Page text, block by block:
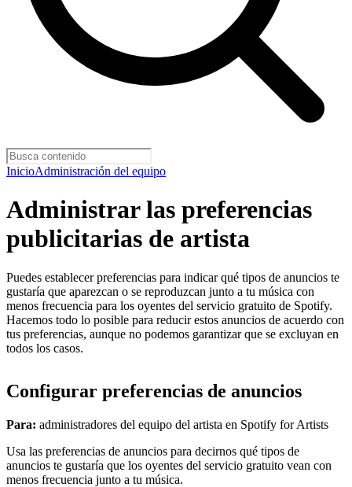
InicioAdministración del equipo
Administrar las preferencias
publicitarias de artista
Puedes establecer preferencias para indicar qué tipos de anuncios te
gustaría que aparezcan o se reproduzcan junto a tu música con
menos frecuencia para los oyentes del servicio gratuito de Spotify.
Hacemos todo lo posible para reducir estos anuncios de acuerdo con
tus preferencias, aunque no podemos garantizar que se excluyan en
todos los casos.
Configurar preferencias de anuncios
Para: administradores del equipo del artista en Spotify for Artists
Usa las preferencias de anuncios para decirnos qué tipos de
anuncios te gustaría que los oyentes del servicio gratuito vean con
menos frecuencia junto a tu música.